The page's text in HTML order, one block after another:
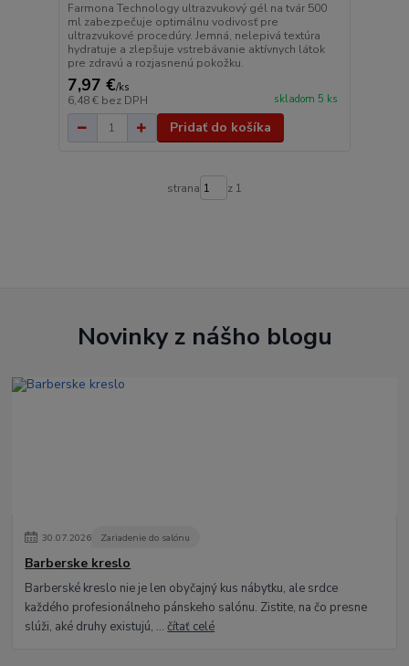
Farmona Technology ultrazvukový gél na tvár 500
ml zabezpečuje optimálnu vodivosť pre
ultrazvukové procedúry. Jemná, nelepivá textúra
hydratuje a zlepšuje vstrebávanie aktívnych látok
pre zdravú a rozjasnenú pokožku.
7,97 €/ks
6,48 € bez DPH skladom 5 ks
Pridať do košíka
strana z 1
Novinky z nášho blogu
30.07.2026 Zariadenie do salónu
Barberske kreslo
Barberské kreslo nie je len obyčajný kus nábytku, ale srdce
každého profesionálneho pánskeho salónu. Zistite, na čo presne
slúži, aké druhy existujú, ...čítať celé